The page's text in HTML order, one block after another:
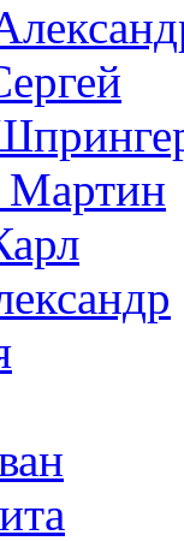
Мартин